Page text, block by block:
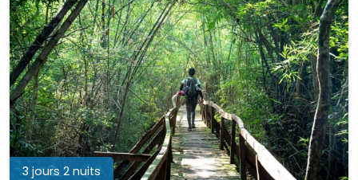
3 jours 2 nuits